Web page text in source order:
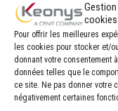
cookies
Pour offrir les meilleures
les cookies pour stocker et/
donnant votre consentement
données telles que le
ce site. Ne pas donner votre
négativement certaines
Modalités
Lors de la